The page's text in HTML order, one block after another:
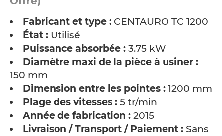
Fabricant et type : CENTAURO TC 1200
État : Utilisé
Puissance absorbée : 3.75 kW
Diamètre maxi de la pièce à usiner :
150 mm
Dimension entre les pointes : 1200 mm
Plage des vitesses : 5 tr/min
Année de fabrication : 2015
Livraison / Transport / Paiement : Sans